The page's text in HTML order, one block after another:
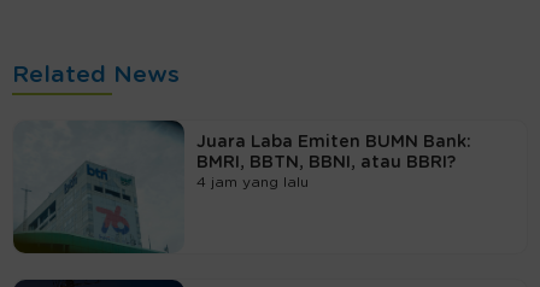
Related News
Juara Laba Emiten BUMN Bank:
BMRI, BBTN, BBNI, atau BBRI?
4 jam yang lalu